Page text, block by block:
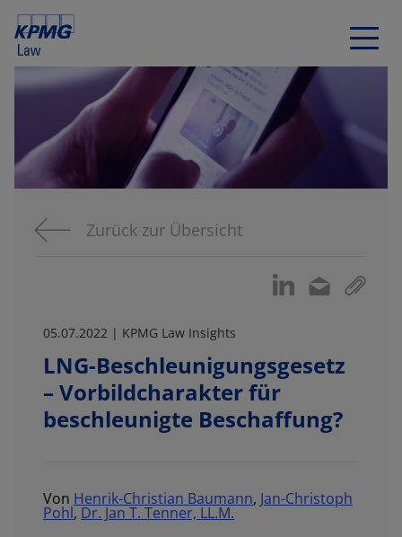
Zurück zur Übersicht
05.07.2022 | KPMG Law Insights
LNG-Beschleunigungsgesetz
– Vorbildcharakter für
beschleunigte Beschaffung?
Von Henrik-Christian Baumann, Jan-Christoph
Pohl, Dr. Jan T. Tenner, LL.M.